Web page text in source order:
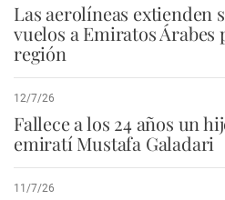
Las aerolíneas extienden
vuelos a Emiratos Árabes
región
12/7/26
Fallece a los 24 años un
emiratí Mustafa Galadari
11/7/26